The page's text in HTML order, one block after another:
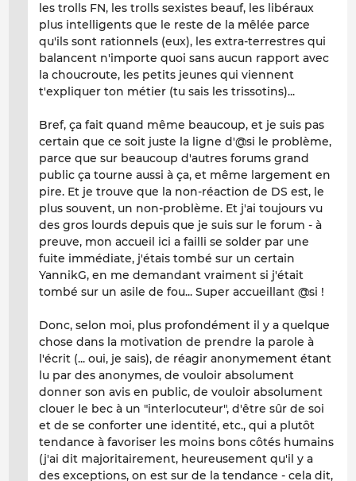
les trolls FN, les trolls sexistes beauf, les libéraux
plus intelligents que le reste de la mêlée parce
qu'ils sont rationnels (eux), les extra-terrestres qui
balancent n'importe quoi sans aucun rapport avec
la choucroute, les petits jeunes qui viennent
t'expliquer ton métier (tu sais les trissotins)...
Bref, ça fait quand même beaucoup, et je suis pas
certain que ce soit juste la ligne d'@si le problème,
parce que sur beaucoup d'autres forums grand
public ça tourne aussi à ça, et même largement en
pire. Et je trouve que la non-réaction de DS est, le
plus souvent, un non-problème. Et j'ai toujours vu
des gros lourds depuis que je suis sur le forum - à
preuve, mon accueil ici a failli se solder par une
fuite immédiate, j'étais tombé sur un certain
YannikG, en me demandant vraiment si j'était
tombé sur un asile de fou... Super accueillant @si !
Donc, selon moi, plus profondément il y a quelque
chose dans la motivation de prendre la parole à
l'écrit (... oui, je sais), de réagir anonymement étant
lu par des anonymes, de vouloir absolument
donner son avis en public, de vouloir absolument
clouer le bec à un "interlocuteur", d'être sûr de soi
et de se conforter une identité, etc., qui a plutôt
tendance à favoriser les moins bons côtés humains
(j'ai dit majoritairement, heureusement qu'il y a
des exceptions, on est sur de la tendance - cela dit,